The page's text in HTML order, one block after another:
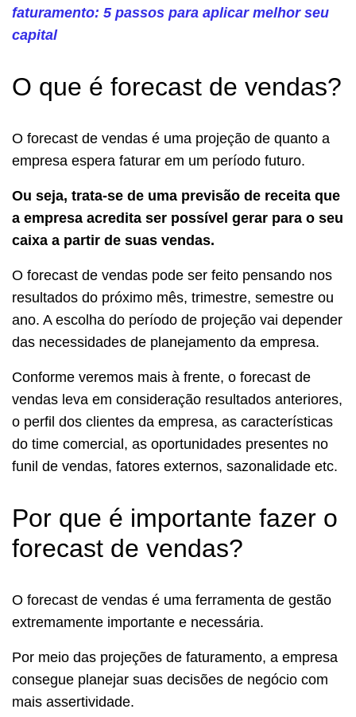
faturamento: 5 passos para aplicar melhor seu
capital
O que é forecast de vendas?
O forecast de vendas é uma projeção de quanto a
empresa espera faturar em um período futuro.
Ou seja, trata-se de uma previsão de receita que
a empresa acredita ser possível gerar para o seu
caixa a partir de suas vendas.
O forecast de vendas pode ser feito pensando nos
resultados do próximo mês, trimestre, semestre ou
ano. A escolha do período de projeção vai depender
das necessidades de planejamento da empresa.
Conforme veremos mais à frente, o forecast de
vendas leva em consideração resultados anteriores,
o perfil dos clientes da empresa, as características
do time comercial, as oportunidades presentes no
funil de vendas, fatores externos, sazonalidade etc.
Por que é importante fazer o
forecast de vendas?
O forecast de vendas é uma ferramenta de gestão
extremamente importante e necessária.
Por meio das projeções de faturamento, a empresa
consegue planejar suas decisões de negócio com
mais assertividade.